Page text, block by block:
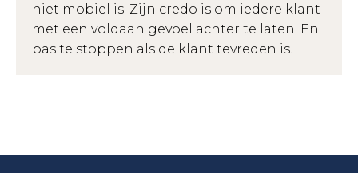
niet mobiel is. Zijn credo is om iedere klant
met een voldaan gevoel achter te laten. En
pas te stoppen als de klant tevreden is.